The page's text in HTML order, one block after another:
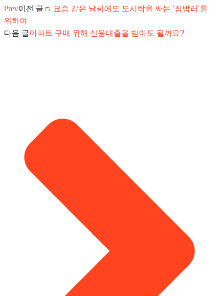
Prev이전 글 👛 요즘 같은 날씨에도 도시락을 싸는 ‘집밥러’를
위하여
다음 글아파트 구매 위해 신용대출을 받아도 될까요?